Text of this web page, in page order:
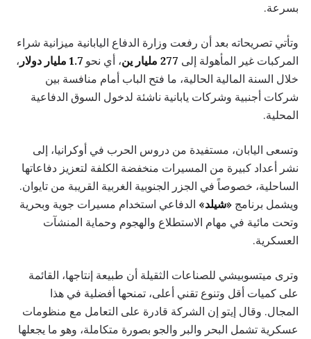
بسرعة.
وتأتي تصريحاته بعد أن رفعت وزارة الدفاع اليابانية ميزانية شراء
المركبات غير المأهولة إلى 277 مليار ين ، أي نحو 1.7 مليار دولار
،
خلال السنة المالية الحالية، ما فتح الباب أمام منافسة بين
شركات أجنبية وشركات يابانية ناشئة لدخول السوق الدفاعية
المحلية.
وتسعى اليابان، مستفيدة من دروس الحرب في أوكرانيا، إلى
نشر أعداد كبيرة من المسيرات منخفضة الكلفة لتعزيز دفاعاتها
الساحلية، خصوصاً في الجزر الجنوبية الغربية القريبة من تايوان.
ويشمل برنامج «شيلد» الدفاعي استخدام مسيرات جوية وبحرية
وتحت مائية في مهام الاستطلاع والهجوم وحماية المنشآت
العسكرية.
وترى ميتسوبيشي للصناعات الثقيلة أن طبيعة إنتاجها، القائمة
على كميات أقل وتنوع تقني أعلى، تمنحها أفضلية في هذا
المجال. وقال إيتو إن الشركة قادرة على التعامل مع منظومات
عسكرية تشمل البحر والبر والجو بصورة متكاملة، وهو ما يجعلها